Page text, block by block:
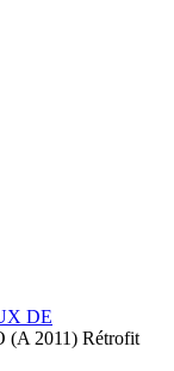
DE
(A 2011) Rétrofit